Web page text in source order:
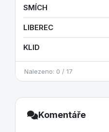
SMÍCH
LIBEREC
KLID
Nalezeno: 0 / 17
Komentáře